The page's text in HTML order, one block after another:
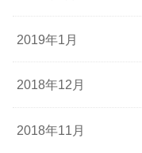
2019年1月
2018年12月
2018年11月